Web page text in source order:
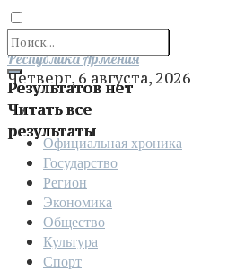
Результатов нет
Читать все
результаты
Отправить
Республика Армения
Четверг, 6 августа, 2026
Официальная хроника
Государство
Регион
Экономика
Общество
Культура
Спорт